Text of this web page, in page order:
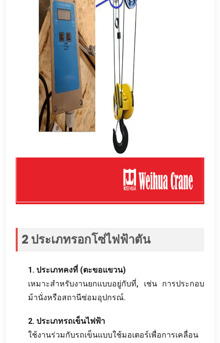
2 ประเภทรอกโซ่ไฟฟ้าตัน
1. ประเภทคงที่ (ตะขอแขวน)
เหมาะสำหรับงานยกแบบอยู่กับที่, เช่น การประกอบ
ม้านั่งหรือสถานีซ่อมอุปกรณ์.
2. ประเภทรถเข็นไฟฟ้า
ใช้งานร่วมกับรถเข็นแบบใช้มอเตอร์เพื่อการเคลื่อน